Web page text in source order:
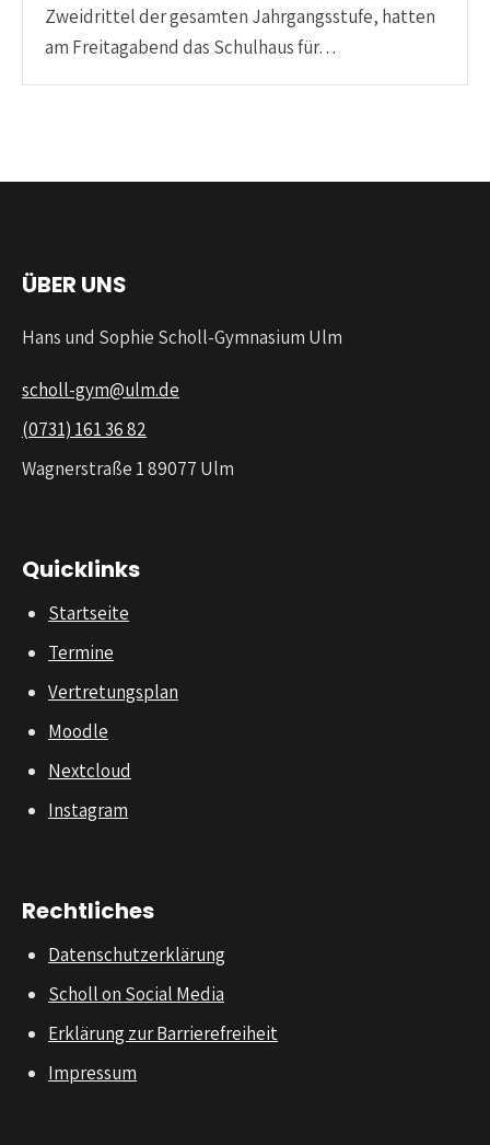
Zweidrittel der gesamten Jahrgangsstufe, hatten
am Freitagabend das Schulhaus für…
ÜBER UNS
Hans und Sophie Scholl-Gymnasium Ulm
scholl-gym@ulm.de
(0731) 161 36 82
Wagnerstraße 1 89077 Ulm
Quicklinks
Startseite
Termine
Vertretungsplan
Moodle
Nextcloud
Instagram
Rechtliches
Datenschutzerklärung
Scholl on Social Media
Erklärung zur Barrierefreiheit
Impressum